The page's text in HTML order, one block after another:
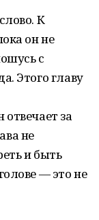
К
он не
с
Этого главу
за
не
и быть
— это не